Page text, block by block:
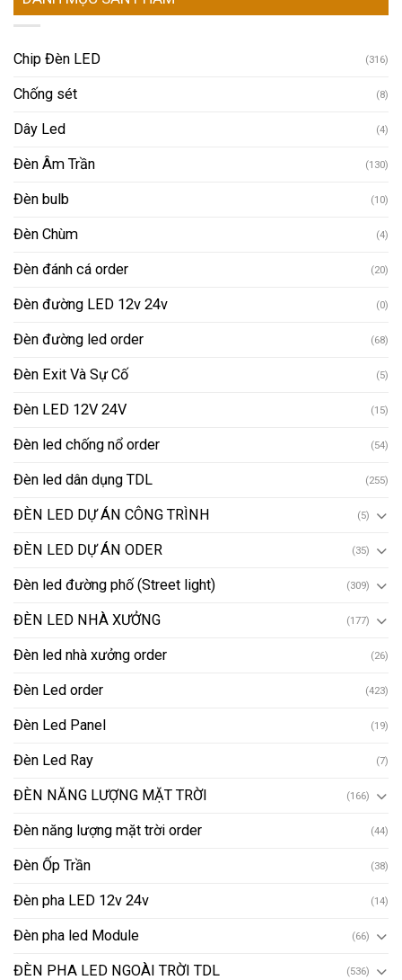
Chip Đèn LED (316)
Chống sét (8)
Dây Led (4)
Đèn Âm Trần (130)
Đèn bulb (10)
Đèn Chùm (4)
Đèn đánh cá order (20)
Đèn đường LED 12v 24v (0)
Đèn đường led order (68)
Đèn Exit Và Sự Cố (5)
Đèn LED 12V 24V (15)
Đèn led chống nổ order (54)
Đèn led dân dụng TDL (255)
ĐÈN LED DỰ ÁN CÔNG TRÌNH (5)
ĐÈN LED DỰ ÁN ODER (35)
Đèn led đường phố (Street light) (309)
ĐÈN LED NHÀ XƯỞNG (177)
Đèn led nhà xưởng order (26)
Đèn Led order (423)
Đèn Led Panel (19)
Đèn Led Ray (7)
ĐÈN NĂNG LƯỢNG MẶT TRỜI (166)
Đèn năng lượng mặt trời order (44)
Đèn Ốp Trần (38)
Đèn pha LED 12v 24v (14)
Đèn pha led Module (66)
ĐÈN PHA LED NGOÀI TRỜI TDL (536)